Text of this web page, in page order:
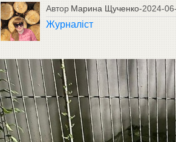
Автор Марина Щученко-2024-
Журналіст